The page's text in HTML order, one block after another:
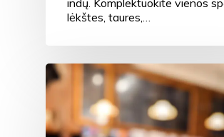
indų. Komplektuokite vienos
lėkštes, taures,…